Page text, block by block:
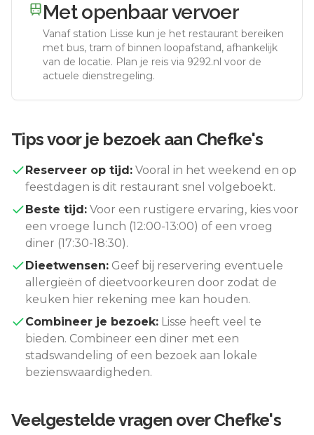
Met openbaar vervoer
Vanaf station Lisse kun je het restaurant bereiken
met bus, tram of binnen loopafstand, afhankelijk
van de locatie. Plan je reis via 9292.nl voor de
actuele dienstregeling.
Tips voor je bezoek aan Chefke's
Reserveer op tijd: Vooral in het weekend en op
feestdagen is dit restaurant snel volgeboekt.
Beste tijd: Voor een rustigere ervaring, kies voor
een vroege lunch (12:00-13:00) of een vroeg
diner (17:30-18:30).
Dieetwensen: Geef bij reservering eventuele
allergieën of dieetvoorkeuren door zodat de
keuken hier rekening mee kan houden.
Combineer je bezoek: Lisse heeft veel te
bieden. Combineer een diner met een
stadswandeling of een bezoek aan lokale
bezienswaardigheden.
Veelgestelde vragen overChefke's